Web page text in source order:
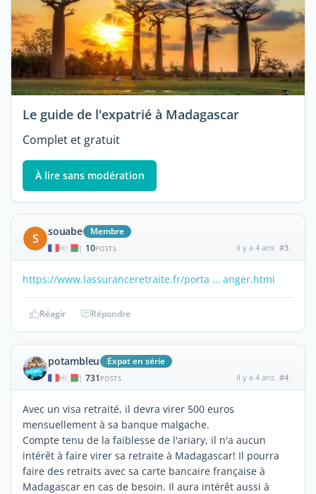
Le guide de l'expatrié à Madagascar
Complet et gratuit
À lire sans modération
S souabe Membre
| 10POSTS il y a 4 ans #3
https://www.lassuranceretraite.fr/porta … anger.html
Réagir Répondre
potambleu Expat en série
| 731 POSTS il y a 4 ans #4
Avec un visa retraité, il devra virer 500 euros
mensuellement à sa banque malgache.
Compte tenu de la faiblesse de l'ariary, il n'a aucun
intérêt à faire virer sa retraite à Madagascar! Il pourra
faire des retraits avec sa carte bancaire française à
Madagascar en cas de besoin. Il aura intérêt aussi à